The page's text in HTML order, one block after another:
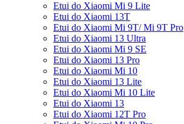
Etui do Xiaomi Mi 9 Lite
Etui do Xiaomi 13T
Etui do Xiaomi Mi 9T/ Mi 9T Pro
Etui do Xiaomi 13 Ultra
Etui do Xiaomi Mi 9 SE
Etui do Xiaomi 13 Pro
Etui do Xiaomi Mi 10
Etui do Xiaomi 13 Lite
Etui do Xiaomi Mi 10 Lite
Etui do Xiaomi 13
Etui do Xiaomi 12T Pro